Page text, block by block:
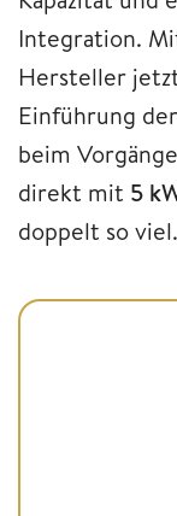
Integration.
Hersteller
Einführung
beim
direkt mit 5
doppelt so viel.